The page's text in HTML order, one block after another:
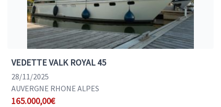
VEDETTE VALK ROYAL 45
28/11/2025
AUVERGNE RHONE ALPES
165.000,00€